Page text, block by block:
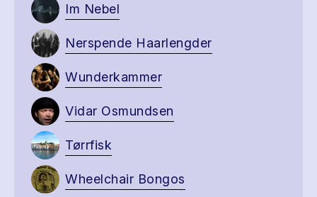
Im Nebel
Nerspende Haarlengder
Wunderkammer
Vidar Osmundsen
Tørrfisk
Wheelchair Bongos